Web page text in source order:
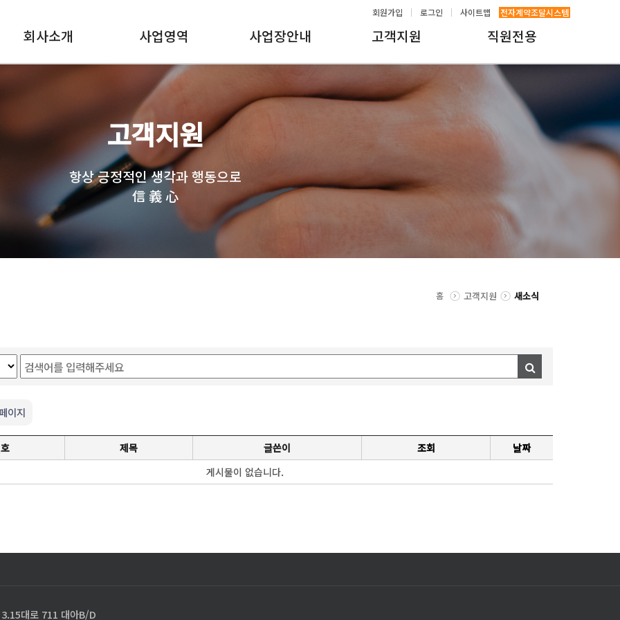
회원가입 로그인 사이트맵 전자계약조달시스템
회사소개 사업영역 사업장안내 고객지원 직원전용
고객지원
항상 긍정적인 생각과 행동으로
信 義 心
홈 고객지원 새소식
이지
제목 글쓴이 조회
날짜
게시물이 없습니다.
대로 711 대아B/D